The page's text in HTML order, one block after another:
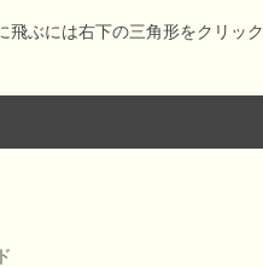
飛ぶには右下の三角形をクリック